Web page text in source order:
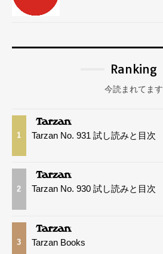
Ranking
今読まれてます
1 Tarzan No. 931 試し読みと目次
2 Tarzan No. 930 試し読みと目次
3 Tarzan Books